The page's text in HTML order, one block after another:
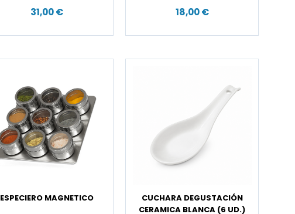
31,00 € 18,00 €
ESPECIERO MAGNETICO
CUCHARA DEGUSTACIÓN
CERAMICA BLANCA (6 UD.)